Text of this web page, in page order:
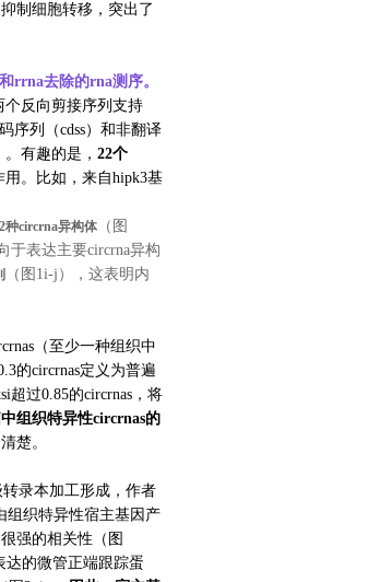
制细胞转移，突出了
rrna去除的rna测序。
个反向剪接序列支持
序列（cdss）和非翻译
。有趣的是， 22个
用。比如，来自hipk3基
2种circrna异构体 （图
于表达主要circrna异构
（图 1i-j ），这表明内
（至少一种组织中
的circrnas定义为普遍
超过0.85的circrnas ，将
组织特异性circrnas的
楚。
录本加工形成，作者
组织特异性宿主基因产
强的相关性（图
达的微管正端跟踪蛋